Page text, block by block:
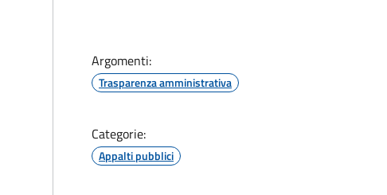
Argomenti:
Trasparenza amministrativa
Categorie:
Appalti pubblici